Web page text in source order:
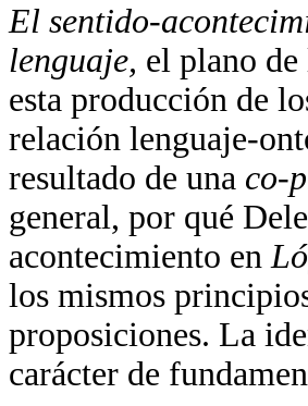
El sentido-
lenguaje, el plano
esta producción de
relación lenguaje-
resultado de una co-
general, por qué
acontecimiento en
los mismos
proposiciones. La
carácter de